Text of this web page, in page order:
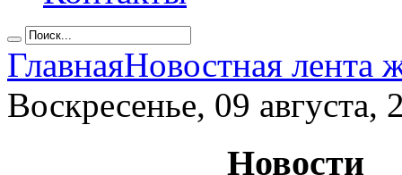
ГлавнаяНовостная лента
Воскресенье, 09 августа,
Новости